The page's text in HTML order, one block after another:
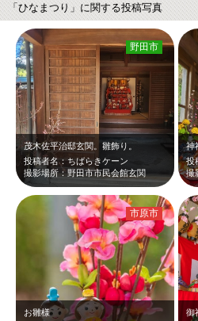
「ひなまつり」に関する投稿写真
茂木佐平治邸玄関。雛飾り。
投稿者名：ちばらきケーン
撮影場所：野田市市民会館玄関
野田市
神
投
撮
お雛様
市原市
御